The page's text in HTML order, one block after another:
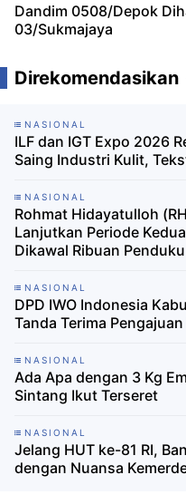
Dandim 0508/Depok
03/Sukmajaya
Direkomendasikan
NASIONAL
ILF dan IGT Expo 2026
Saing Industri Kulit,
NASIONAL
Rohmat Hidayatulloh
Lanjutkan Periode
Dikawal Ribuan
NASIONAL
DPD IWO Indonesia
Tanda Terima
NASIONAL
Ada Apa dengan 3 Kg
Sintang Ikut Terseret
NASIONAL
Jelang HUT ke-81 RI,
dengan Nuansa